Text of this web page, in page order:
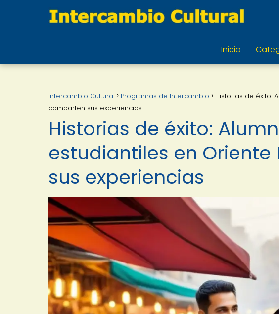
Inicio
Intercambio Cultural Programas de Intercambio
Historias de éxito:
comparten sus experiencias
Historias de éxito:
estudiantiles en
sus experiencias